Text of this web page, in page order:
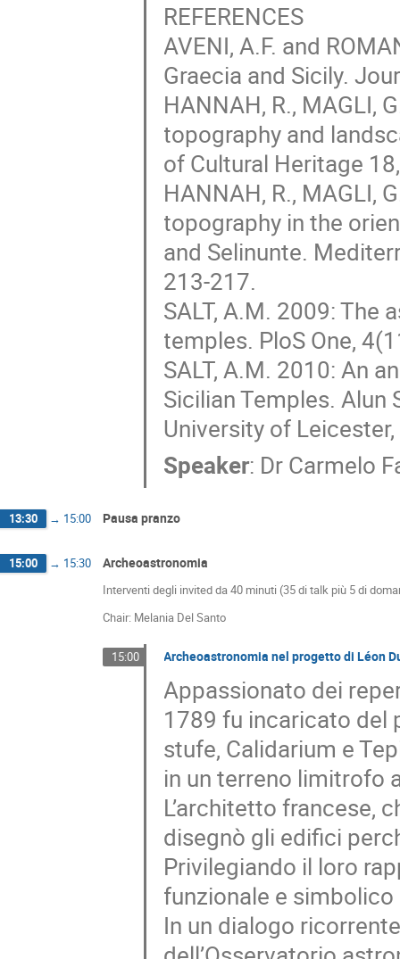
REFERENCES
AVENI, A.F. and
Graecia and Sicily.
HANNAH, R., MAGLI,
topography and
of Cultural Heritage
HANNAH, R., MAGLI,
topography in the
and Selinunte.
213-217.
SALT, A.M. 2009:
temples. PloS One,
SALT, A.M. 2010: An
Sicilian Temples. Alun
University of
Speaker: Dr Carmelo
13:30 → 15:00 Pausa pranzo
15:00 → 15:30 Archeoastronomia
Interventi degli invited da 40 minuti (35 di talk più 5 di
Chair: Melania Del Santo
15:00 Archeoastronomia nel progetto di Léon
Appassionato dei
1789 fu incaricato del
stufe, Calidarium e
in un terreno limitrofo
L’architetto francese,
disegnò gli edifici
Privilegiando il loro
funzionale e
In un dialogo